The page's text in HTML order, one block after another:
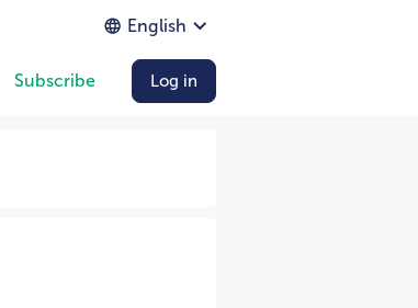
English
Subscribe Log in